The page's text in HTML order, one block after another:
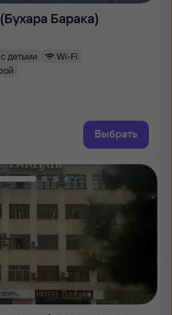
Барака)
детьми
Wi-Fi
Выбрать